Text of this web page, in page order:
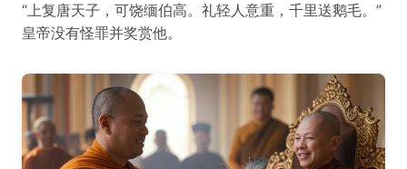
“上复唐天子，可饶缅伯高。礼轻人意重，千里送鹅毛。”
皇帝没有怪罪并奖赏他。